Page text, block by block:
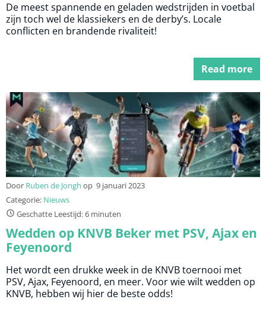
De meest spannende en geladen wedstrijden in voetbal
zijn toch wel de klassiekers en de derby’s. Locale
conflicten en brandende rivaliteit!
Read more
Door Ruben de Jongh op 9 januari 2023
Categorie: Nieuws
Geschatte Leestijd: 6 minuten
Wedden op KNVB Beker met PSV, Ajax en
Feyenoord
Het wordt een drukke week in de KNVB toernooi met
PSV, Ajax, Feyenoord, en meer. Voor wie wilt wedden op
KNVB, hebben wij hier de beste odds!